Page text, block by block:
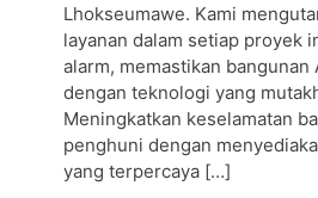
Lhokseumawe. Kami
layanan dalam setiap proyek
alarm, memastikan
dengan teknologi yang
Meningkatkan keselamatan
penghuni dengan
yang terpercaya […]